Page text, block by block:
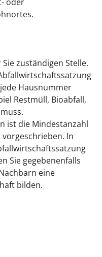
zuständigen Stelle.
Hausnummer
Restmüll, Bioabfall,
ist die Mindestanzahl
In
Sie gegebenenfalls
eine
bilden.